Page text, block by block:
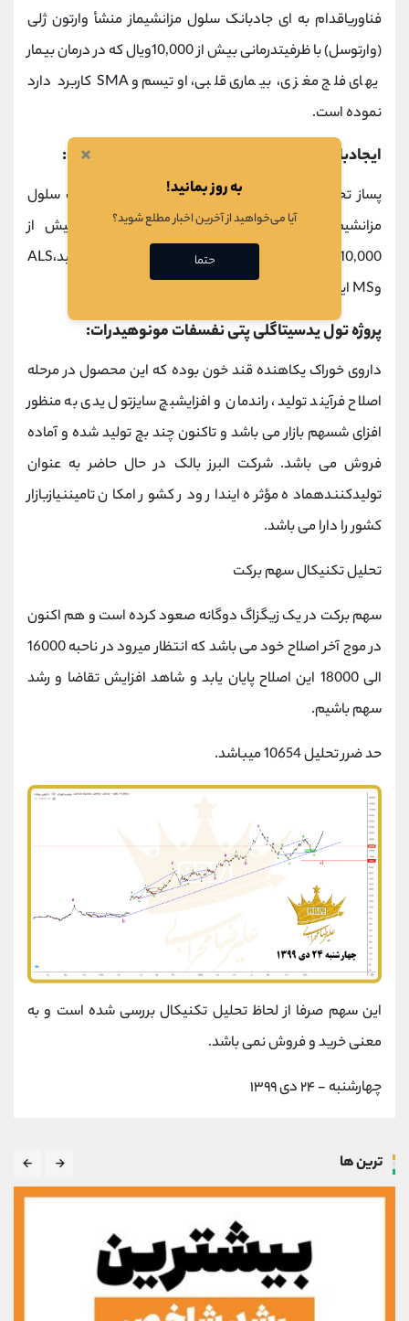
فناوریاقدام به ای جادبانک سلول مزانشیماز منشأ وارتون ژلی
(وارتوسل) با ظرفیتدرمانی بیش از 10,000ویال که در درمان بیمار
یهای فلج مغز ی، بیماری قلبی، اوتیسم و SMA کاربرد دارد
نموده است.
ایجادبانک سلول مزانشی ماز منشأ چربی(آلوآدسل):
پساز تحقی قاتگسترده در شرکت سل تک فارمد، بانک سلول
مزانشیم از منشأ چربی (آلوآدسل) با ظرفیتدرمانیبیش از
10,000ویالدر درمان بیماریهایآستئوآرتریت، آرتریتروماتوئید،ALS
وMS ایجاد گردید.
پروژه تول یدسیتاگلی پتی نفسفات مونوهیدرات:
داروی خوراک یکاهنده قند خون بوده که این محصول در مرحله
اصلاح فرآیند تولید، راندمان و افزایشبچ سایزتول یدی به منظور
افزای شسهم بازار می باشد و تاکنون چند بچ تولید شده و آماده
فروش می باشد. شرکت البرز بالک در حال حاضر به عنوان
تولیدکنندهماده مؤثره ایندار ودر کشور امکان تامیننیازبازار
کشور را دارا می باشد.
تحلیل تکنیکال سهم برکت
سهم برکت در یک زیگزاگ دوگانه صعود کرده است و هم اکنون
در موج آخر اصلاح خود می باشد که انتظار میرود در ناحبه 16000
الی 18000 این اصلاح پایان یابد و شاهد افزایش تقاضا و رشد
سهم باشیم.
حد ضرر تحلیل 10654 میباشد.
این سهم صرفا از لحاظ تحلیل تکنیکال بررسی شده است و به
معنی خرید و فروش نمی باشد.
چهارشنبه - ۲۴ دی ۱۳۹۹
ترین ها
×
به روز بمانید!
آیا می‌خواهید از آخرین اخبار مطلع شوید؟
حتما